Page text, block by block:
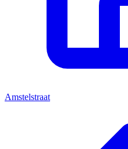
Amstelstraat